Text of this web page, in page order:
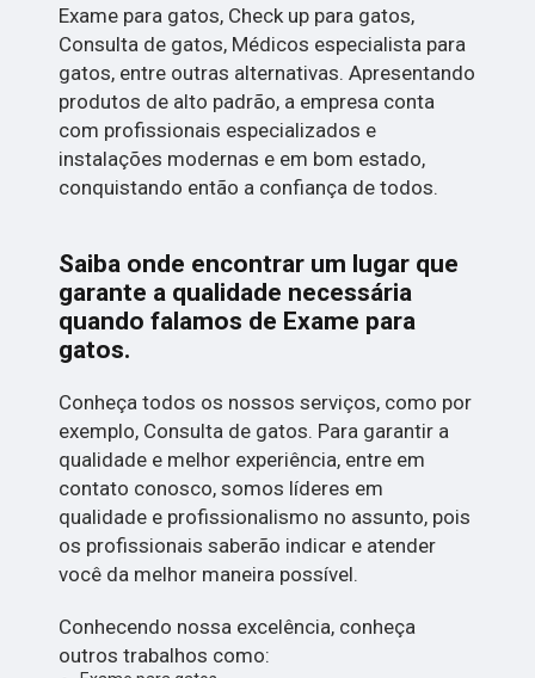
Exame para gatos, Check up para gatos,
Consulta de gatos, Médicos especialista para
gatos, entre outras alternativas. Apresentando
produtos de alto padrão, a empresa conta
com profissionais especializados e
instalações modernas e em bom estado,
conquistando então a confiança de todos.
Saiba onde encontrar um lugar que
garante a qualidade necessária
quando falamos de Exame para
gatos.
Conheça todos os nossos serviços, como por
exemplo, Consulta de gatos. Para garantir a
qualidade e melhor experiência, entre em
contato conosco, somos líderes em
qualidade e profissionalismo no assunto, pois
os profissionais saberão indicar e atender
você da melhor maneira possível.
Conhecendo nossa excelência, conheça
outros trabalhos como: